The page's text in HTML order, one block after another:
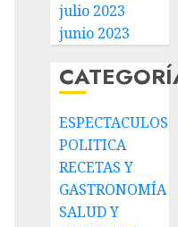
julio 2023
junio 2023
ESPECTACULOS
POLITICA
RECETAS Y
GASTRONOMÍA
SALUD Y